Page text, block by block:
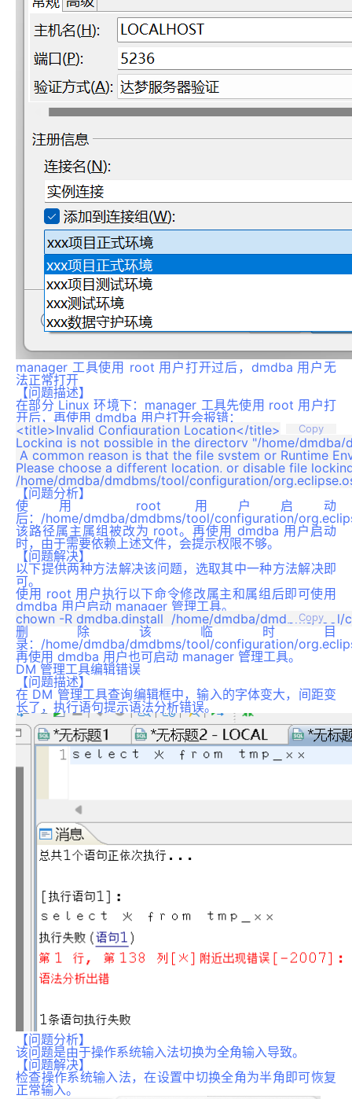
manager 工具使用 root 用户打开过后，dmdba 用户无
法正常打开
【问题描述】
在部分 Linux 环境下：manager 工具先使用 root 用户打
开后，再使用 dmdba 用户打开会报错：
Copy
<title>Invalid Configuration Location</title>
Locking is not possible in the directory "/home/
A common reason is that the file system or Runtime
Please choose a different location, or disable file
【问题分析】
使用 root 用户启动
后： /home/dmdba/dmdbms/tool/configuration/
该路径属主属组被改为 root。再使用 dmdba 用户启动
时，由于需要依赖上述文件，会提示权限不够。
【问题解决】
以下提供两种方法解决该问题，选取其中一种方法解决即
可。
使用 root 用户执行以下命令修改属主和属组后即可使用
dmdba 用户启动 manager 管理工具。
Copy
删除该临时目
录： /home/dmdba/dmdbms/tool/configuration/
再使用 dmdba 用户也可启动 manager 管理工具。
DM 管理工具编辑错误
【问题描述】
在 DM 管理工具查询编辑框中，输入的字体变大，间距变
长了，执行语句提示语法分析错误。
【问题分析】
该问题是由于操作系统输入法切换为全角输入导致。
【问题解决】
检查操作系统输入法，在设置中切换全角为半角即可恢复
正常输入。